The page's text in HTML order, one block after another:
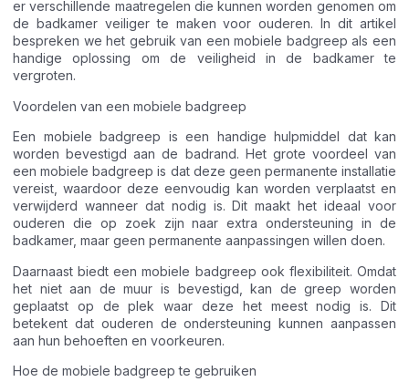
er verschillende maatregelen die kunnen worden genomen om
de badkamer veiliger te maken voor ouderen. In dit artikel
bespreken we het gebruik van een mobiele badgreep als een
handige oplossing om de veiligheid in de badkamer te
vergroten.
Voordelen van een mobiele badgreep
Een mobiele badgreep is een handige hulpmiddel dat kan
worden bevestigd aan de badrand. Het grote voordeel van
een mobiele badgreep is dat deze geen permanente installatie
vereist, waardoor deze eenvoudig kan worden verplaatst en
verwijderd wanneer dat nodig is. Dit maakt het ideaal voor
ouderen die op zoek zijn naar extra ondersteuning in de
badkamer, maar geen permanente aanpassingen willen doen.
Daarnaast biedt een mobiele badgreep ook flexibiliteit. Omdat
het niet aan de muur is bevestigd, kan de greep worden
geplaatst op de plek waar deze het meest nodig is. Dit
betekent dat ouderen de ondersteuning kunnen aanpassen
aan hun behoeften en voorkeuren.
Hoe de mobiele badgreep te gebruiken